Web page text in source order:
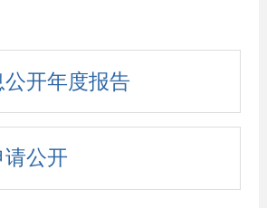
公开年度报告
请公开